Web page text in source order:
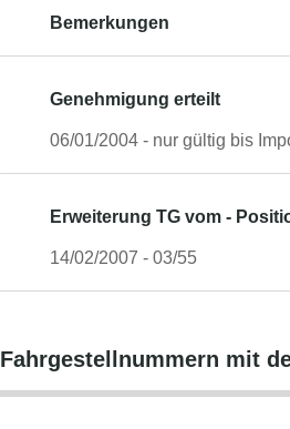
Bemerkungen
Genehmigung erteilt
06/01/2004 - nur gültig bis
Erweiterung TG vom -
14/02/2007 - 03/55
Fahrgestellnummern mit